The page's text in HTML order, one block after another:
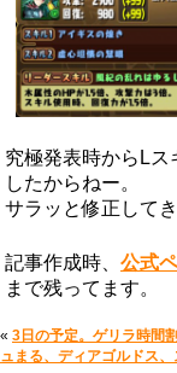
究極発表時からLス
したからねー。
サラッと修正してき
記事作成時、 公式
まで残ってます。
« 3日の予定。ゲリラ時間
ュまる、ディアゴルドス